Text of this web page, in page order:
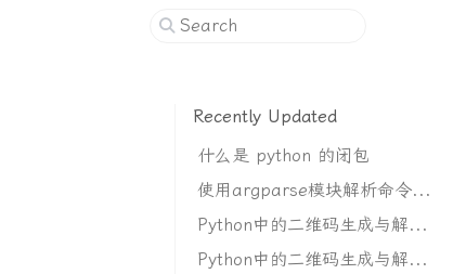
Recently Updated
什么是 python 的闭包
使用argparse模块解析命令行参数
Python中的二维码生成与解析（花里胡哨）
Python中的二维码生成与解析（基础使用）